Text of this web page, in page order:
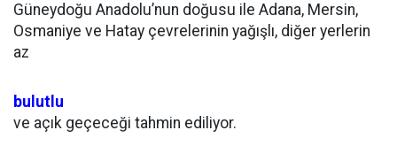
Güneydoğu Anadolu’nun doğusu ile Adana, Mersin,
Osmaniye ve Hatay çevrelerinin yağışlı, diğer yerlerin
az
bulutlu
ve açık geçeceği tahmin ediliyor.